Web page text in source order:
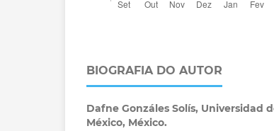
BIOGRAFIA DO AUTOR
Dafne Gonzáles Solís, Universidad
México, México.